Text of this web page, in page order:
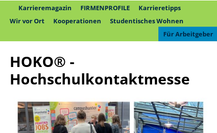
Karrieremagazin FIRMENPROFILE
Karrieretipps
Wir vor Ort
Kooperationen
Studentisches Wohnen
Für Arbeitgeber
HOKO® -
Hochschulkontaktmesse